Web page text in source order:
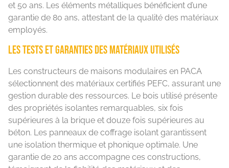
et 50 ans. Les éléments métalliques bénéficient d’une
garantie de 80 ans, attestant de la qualité des matériaux
employés.
Les tests et garanties des matériaux utilisés
Les constructeurs de maisons modulaires en PACA
sélectionnent des matériaux certifiés PEFC, assurant une
gestion durable des ressources. Le bois utilisé présente
des propriétés isolantes remarquables, six fois
supérieures à la brique et douze fois supérieures au
béton. Les panneaux de coffrage isolant garantissent
une isolation thermique et phonique optimale. Une
garantie de 20 ans accompagne ces constructions,